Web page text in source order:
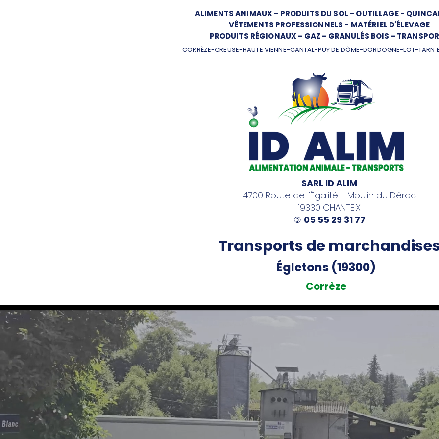
ALIMENTS ANIMAUX- PRODUITS DU SOL - OUTILLAGE-
VÊTEMENTS PROFESSIONNELS - MATÉRIEL D'ÉLEVAGE
PRODUITS RÉGIONAUX- GAZ - GRANULÉS BOIS -
CORRÈZE-CREUSE-HAUTE VIENNE-CANTAL-PUY DE DÔME-DORDOGNE-LOT-TARN
SARL ID ALIM
4700 Route de l'Égalité - Moulin du Déroc
19330 CHANTEIX
) 05 55 29 31 77
Transports de
Égletons (19300)
Corrèze